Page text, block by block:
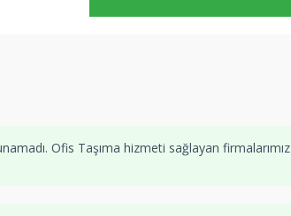
Ofis Taşıma hizmeti sağlayan